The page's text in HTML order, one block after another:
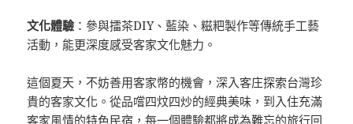
文化體驗 ：參與擂茶DIY、藍染、糍粑製作等傳統手工藝
活動，能更深度感受客家文化魅力。
這個夏天，不妨善用客家幣的機會，深入客庄探索台灣珍
貴的客家文化。從品嚐四炆四炒的經典美味，到入住充滿
客家風情的特色民宿，每一個體驗都將成為難忘的旅行回